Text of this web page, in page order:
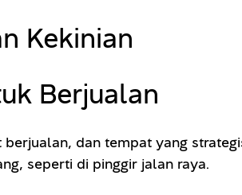
Kekinian
Berjualan
dan tempat yang
seperti di pinggir jalan raya.